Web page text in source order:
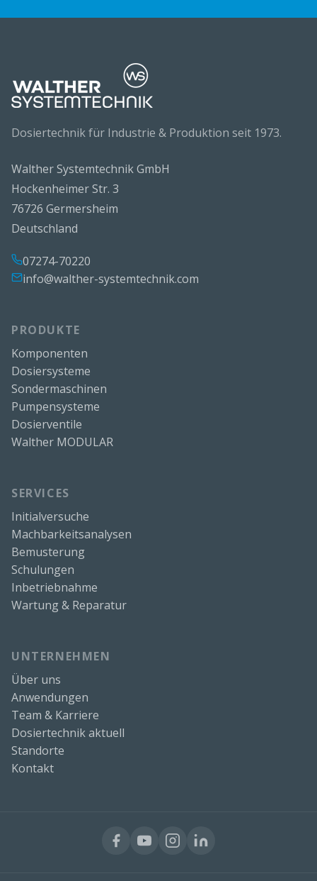
Dosiertechnik für Industrie & Produktion seit 1973.
Walther Systemtechnik GmbH
Hockenheimer Str. 3
76726 Germersheim
Deutschland
07274-70220
info@walther-systemtechnik.com
PRODUKTE
Komponenten
Dosiersysteme
Sondermaschinen
Pumpensysteme
Dosierventile
Walther MODULAR
SERVICES
Initialversuche
Machbarkeitsanalysen
Bemusterung
Schulungen
Inbetriebnahme
Wartung & Reparatur
UNTERNEHMEN
Über uns
Anwendungen
Team & Karriere
Dosiertechnik aktuell
Standorte
Kontakt